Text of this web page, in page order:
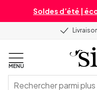
Soldes d’été |
MENU